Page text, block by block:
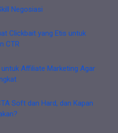
Negosiasi
Clickbait yang Etis untuk
CTR
Affiliate Marketing Agar
Soft dan Hard, dan Kapan